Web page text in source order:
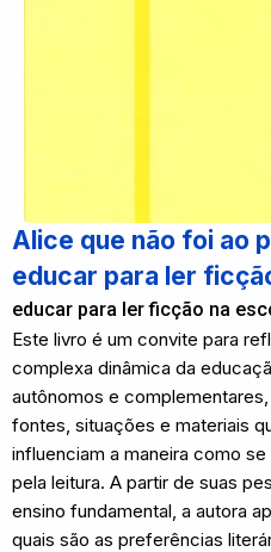
Alice que não foi ao
educar para ler
educar para ler ficção na
Este livro é um convite para
complexa dinâmica da
autônomos e
fontes, situações e materiais
influenciam a maneira como
pela leitura. A partir de suas
ensino fundamental, a autora
quais são as preferências